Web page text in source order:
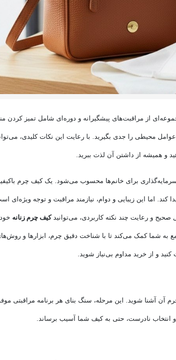
از مراقبت‌های پیشگیرانه و دوره‌ای شامل تمیز کردن
محیطی را جدی بگیرید. با رعایت این نکات کلیدی،
و همیشه از داشتن آن لذت ببرید.
سرمایه‌گذاری برای خانم‌ها محسوب می‌شود. یک کیف چرم
اما این زیبایی و دوام، نیازمند مراقبت و توجه ویژه‌ای
صحیح و رعایت چند نکته کاربردی، می‌توانیدکیف چرم زنانه خود
به شما کمک می‌کند تا با شناخت دقیق چرم، ابزارها و
و از خرید مداوم بی‌نیاز شوید.
آن آشنا شوید. این مرحله، سنگ بنای هر برنامه مراقبتی
نادرست، حتی به کیف شما آسیب برساند.